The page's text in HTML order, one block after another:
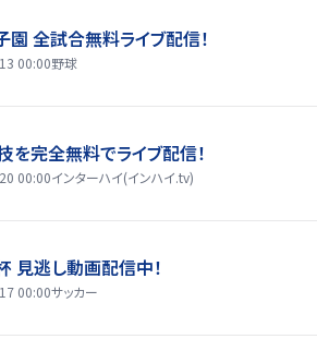
園 全試合無料ライブ配信！
00:00野球
を完全無料でライブ配信！
00:00インターハイ(インハイ.tv)
見逃し動画配信中！
00:00サッカー